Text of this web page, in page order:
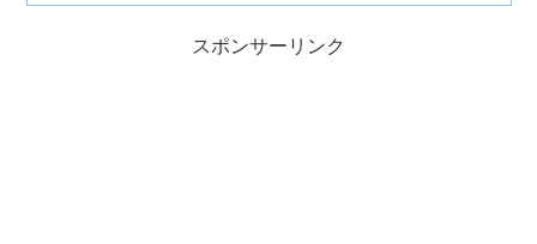
スポンサーリンク